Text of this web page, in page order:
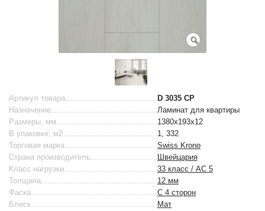
D 3035 CP
Артикул товара
Ламинат для квартиры
Назначение
1380x193x12
Размеры, мм
1, 332
В упаковке, м2
Swiss Krono
Торговая марка
Швейцария
Страна производитель
33 класс / AC 5
Класс нагрузки
12 мм
Толщина
С 4 сторон
Фаска
Мат
Блеск